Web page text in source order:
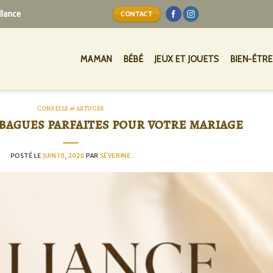
CONTACT
MAMAN BÉBÉ JEUX ET JOUETS BIEN-ÊTRE
CONSEILS & ASTUCES
parfaites pour votre mariage
POSTÉ LE JUIN 10, 2026 PAR SÉVERINE